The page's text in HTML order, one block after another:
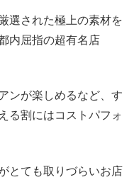
選された極上の素材を
内屈指の超有名店
ンが楽しめるなど、す
る割にはコストパフォ
とても取りづらいお店